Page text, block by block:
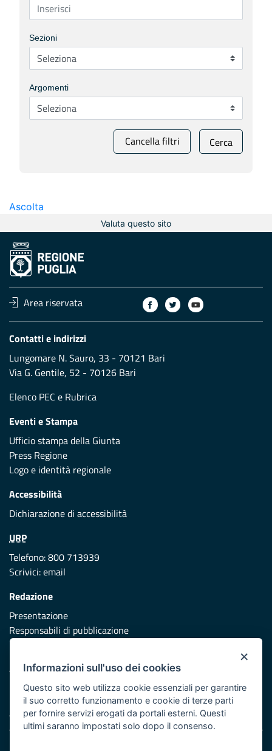
Sezioni
Argomenti
Cancella filtri Cerca
Ascolta
Valuta questo sito
Area riservata
Contatti e indirizzi
Lungomare N. Sauro, 33 - 70121 Bari
Via G. Gentile, 52 - 70126 Bari
Elenco PEC e Rubrica
Eventi e Stampa
Ufficio stampa della Giunta
Press Regione
Logo e identità regionale
Accessibilità
Dichiarazione di accessibilità
URP
Telefono: 800 713939
Scrivici:email
Redazione
Presentazione
Responsabili di pubblicazione
Vai al sito di Protezione Civile Puglia
Iniziativa finanziata con risorse del POR Puglia 2014/2020 -
Asse XI
×
Informazioni sull'uso dei cookies
Questo sito web utilizza cookie essenziali per garantire
il suo corretto funzionamento e cookie di terze parti
per fornire servizi erogati da portali esterni. Questi
ultimi saranno impostati solo dopo il consenso.